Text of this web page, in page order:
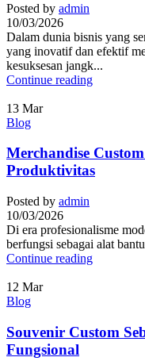
Posted by admin
10/03/2026
Dalam dunia bisnis yang
yang inovatif dan efektif
kesuksesan jangk...
Continue reading
13 Mar
Blog
Merchandise
Produktivitas
Posted by admin
10/03/2026
Di era profesionalisme
berfungsi sebagai alat
Continue reading
12 Mar
Blog
Souvenir Custom
Fungsional